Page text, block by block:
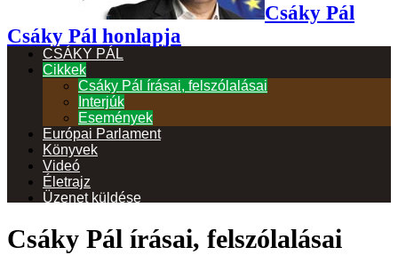
Csáky Pál
Csáky Pál honlapja
CSÁKY PÁL
Cikkek
Csáky Pál írásai, felszólalásai
Interjúk
Események
Európai Parlament
Könyvek
Videó
Életrajz
Üzenet küldése
Csáky Pál írásai, felszólalásai